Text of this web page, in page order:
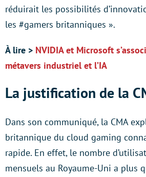
réduirait les possibilités
les #gamers britanniques ».
À lire > NVIDIA et Microsoft
métavers industriel et l’IA
La justification de la
Dans son communiqué, la CMA
britannique du cloud gaming
rapide. En effet, le nombre
mensuels au Royaume-Uni a plus